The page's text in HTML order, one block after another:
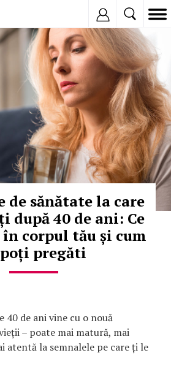
de sănătate la care
după 40 de ani: Ce
în corpul tău și cum
pregăti
40 de ani vine cu o nouă
– poate mai matură, mai
atentă la semnalele pe care ți le